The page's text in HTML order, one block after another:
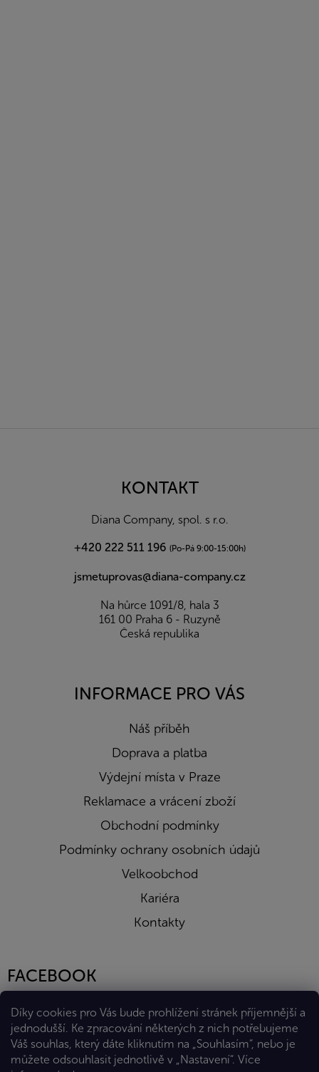
Díky cookies pro Vás bude prohlížení stránek příjemnější a
jednodušší. Ke zpracování některých z nich potřebujeme
Váš souhlas, který dáte kliknutím na „Souhlasím“, nebo je
můžete odsouhlasit jednotlivě v „Nastavení“. Více
KONTAKT
Diana Company, spol. s r.o.
+420 222 511 196 (Po-Pá 9:00-15:00h)
jsmetuprovas@diana-company.cz
Na hůrce 1091/8, hala 3
161 00 Praha 6 - Ruzyně
Česká republika
INFORMACE PRO VÁS
Náš příběh
Doprava a platba
Výdejní místa v Praze
Reklamace a vrácení zboží
Obchodní podmínky
Podmínky ochrany osobních údajů
Velkoobchod
Kariéra
Kontakty
FACEBOOK